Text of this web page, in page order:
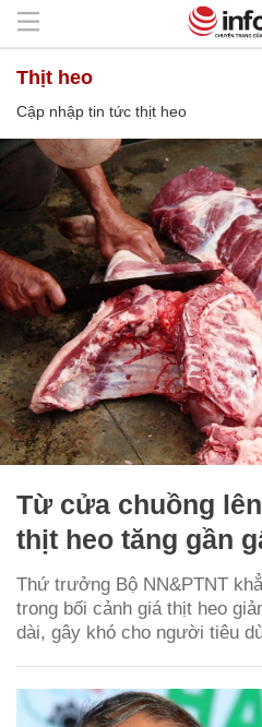
thịt heo
Cập nhập tin tức thịt heo
Từ cửa chuồng
thịt heo tăng gần
Thứ trưởng Bộ NN&PTNT
trong bối cảnh giá thịt heo
dài, gây khó cho người tiêu